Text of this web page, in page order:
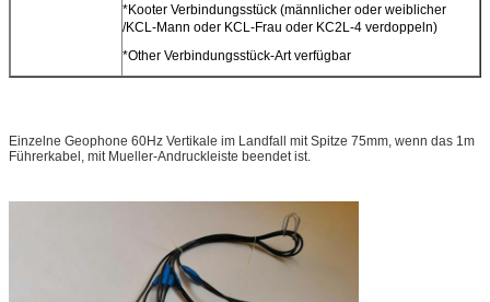
*Kooter Verbindungsstück (männlicher oder weiblicher
/KCL-Mann oder KCL-Frau oder KC2L-4 verdoppeln)
*Other Verbindungsstück-Art verfügbar
Einzelne Geophone 60Hz Vertikale im Landfall mit Spitze 75mm, wenn das 1m
Führerkabel, mit Mueller-Andruckleiste beendet ist.